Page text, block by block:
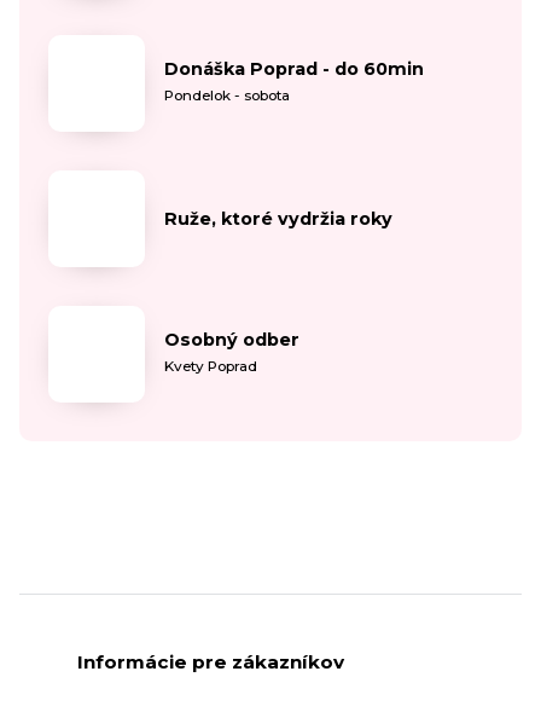
Donáška Poprad - do 60min
Pondelok - sobota
Ruže, ktoré vydržia roky
Osobný odber
Kvety Poprad
Informácie pre zákazníkov